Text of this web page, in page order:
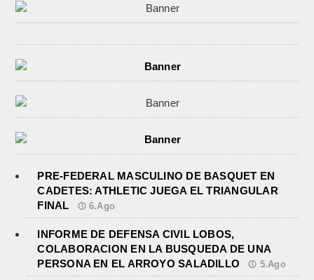
PRE-FEDERAL MASCULINO DE BASQUET EN
CADETES: ATHLETIC JUEGA EL TRIANGULAR
FINAL
6.Ago
INFORME DE DEFENSA CIVIL LOBOS,
COLABORACION EN LA BUSQUEDA DE UNA
PERSONA EN EL ARROYO SALADILLO
5.Ago